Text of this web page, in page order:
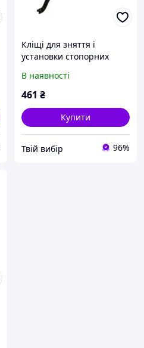
Кліщі для зняття і
установки стопорних
блістері
В наявності
461 ₴
Купити
Твій вибір 96%